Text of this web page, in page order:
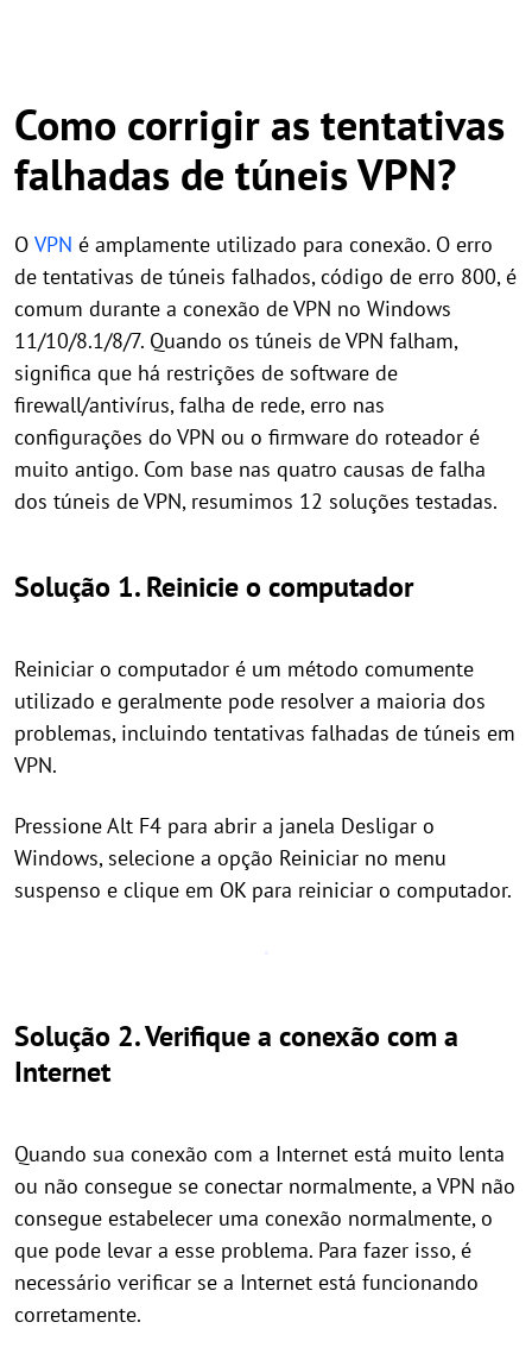
Como corrigir as tentativas
falhadas de túneis VPN?
O VPN é amplamente utilizado para conexão. O erro
de tentativas de túneis falhados, código de erro 800, é
comum durante a conexão de VPN no Windows
11/10/8.1/8/7. Quando os túneis de VPN falham,
significa que há restrições de software de
firewall/antivírus, falha de rede, erro nas
configurações do VPN ou o firmware do roteador é
muito antigo. Com base nas quatro causas de falha
dos túneis de VPN, resumimos 12 soluções testadas.
Solução 1. Reinicie o computador
Reiniciar o computador é um método comumente
utilizado e geralmente pode resolver a maioria dos
problemas, incluindo tentativas falhadas de túneis em
VPN.
Pressione Alt F4 para abrir a janela Desligar o
Windows, selecione a opção Reiniciar no menu
suspenso e clique em OK para reiniciar o computador.
Solução 2. Verifique a conexão com a
Internet
Quando sua conexão com a Internet está muito lenta
ou não consegue se conectar normalmente, a VPN não
consegue estabelecer uma conexão normalmente, o
que pode levar a esse problema. Para fazer isso, é
necessário verificar se a Internet está funcionando
corretamente.